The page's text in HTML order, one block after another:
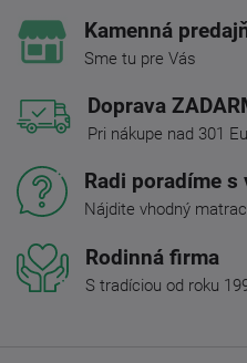
Kamenná
Sme tu pre Vás
Doprava
Pri nákupe nad 301
Radi poradíme s
Nájdite vhodný matrac
Rodinná firma
S tradíciou od roku